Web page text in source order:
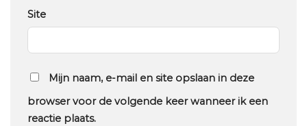
Site
Mijn naam, e-mail en site opslaan in deze
browser voor de volgende keer wanneer ik een
reactie plaats.